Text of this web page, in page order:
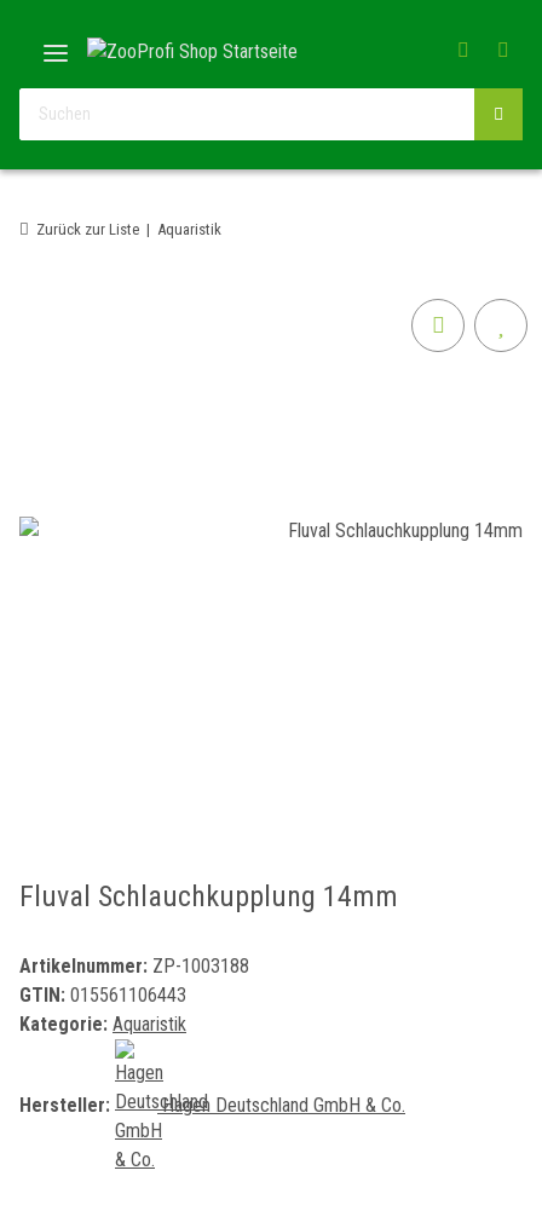
Zurück zur Liste Aquaristik
Fluval Schlauchkupplung 14mm
Artikelnummer: ZP-1003188
GTIN: 015561106443
Kategorie: Aquaristik
Hersteller: Hagen Deutschland GmbH & Co.